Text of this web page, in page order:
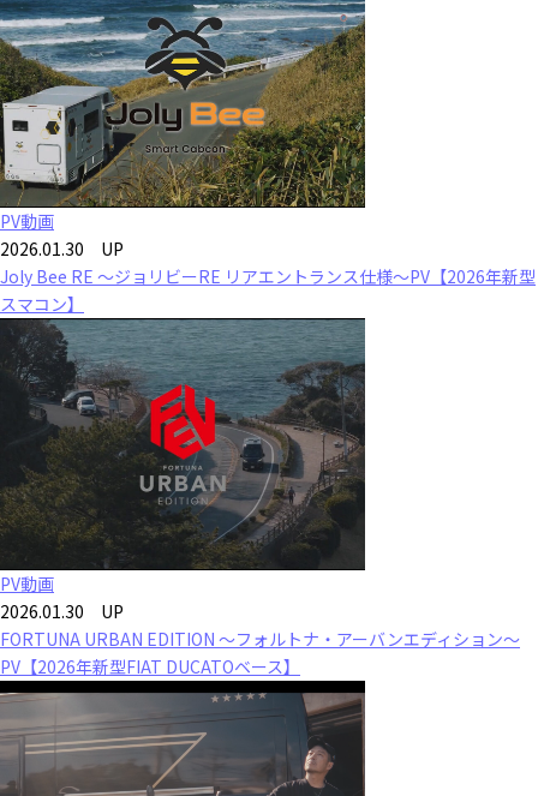
PV動画
2026.01.30 UP
Joly Bee RE ～ジョリビーRE リアエントランス仕様～PV【2026年新型
スマコン】
PV動画
2026.01.30 UP
FORTUNA URBAN EDITION ～フォルトナ・アーバンエディション～
PV【2026年新型FIAT DUCATOベース】